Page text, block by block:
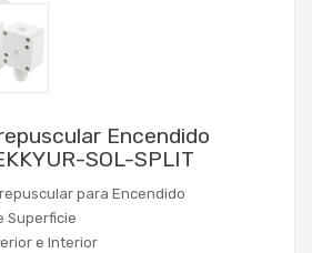
Encendido
SOL-SPLIT
para Encendido
Superficie
e Interior